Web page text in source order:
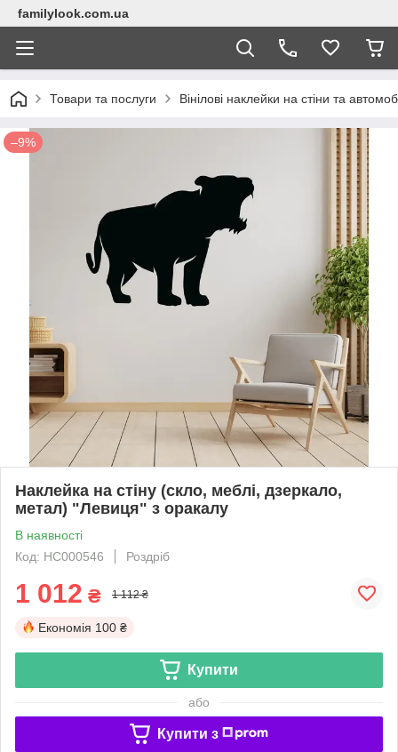
familylook.com.ua
Товари та послуги Вінілові наклейки на стіни та
–9%
Наклейка на стіну (скло, меблі, дзеркало,
метал) "Левиця" з оракалу
В наявності
Код: НС000546
Роздріб
1 012 ₴ 1 112 ₴
Економія 100 ₴
Купити
або
Купити з